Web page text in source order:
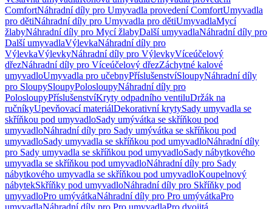
ComfortNáhradní díly pro Umyvadla provedení ComfortUmyvadla
pro dětiNáhradní díly pro Umyvadla pro dětiUmyvadlaMycí
žlabyNáhradní díly pro Mycí žlabyDalší umyvadlaNáhradní díly pro
Další umyvadlaVýlevkaNáhradní díly pro
VýlevkaVýlevkyNáhradní díly pro VýlevkyVíceúčelový
dřezNáhradní díly pro Víceúčelový dřezZáchytné kalové
umyvadloUmyvadla pro učebnyPříslušenstvíSloupyNáhradní díly
pro SloupySloupyPolosloupyNáhradní díly pro
PolosloupyPříslušenstvíKryty odpadního ventiluDržák na
ručníkyUpevňovací materiálDekorativní krytySady umyvadla se
skříňkou pod umyvadloSady umývátka se skříňkou pod
umyvadloNáhradní díly pro Sady umývátka se skříňkou pod
umyvadloSady umyvadla se skříňkou pod umyvadloNáhradní díly
pro Sady umyvadla se skříňkou pod umyvadloSady nábytkového
umyvadla se skříňkou pod umyvadloNáhradní díly pro Sady
nábytkového umyvadla se skříňkou pod umyvadloKoupelnový
nábytekSkříňky pod umyvadloNáhradní díly pro Skříňky pod
umyvadloPro umývátkaNáhradní díly pro Pro umývátkaPro
umyvadlaNáhradní díly pro Pro umyvadlaPro dvojitá